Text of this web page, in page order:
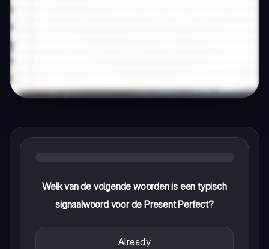
Welk van de volgende woorden is een typisch
signaalwoord voor de Present Perfect?
Already